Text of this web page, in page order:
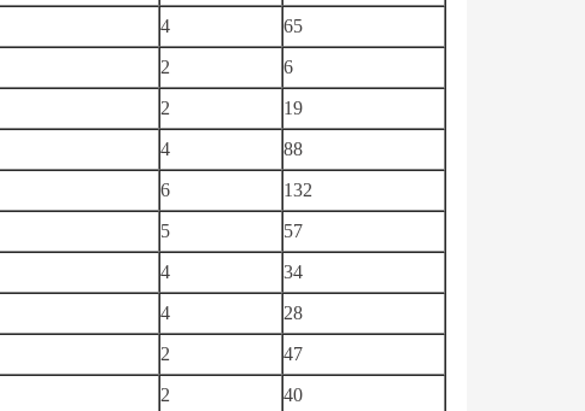
4
65
2
6
2 19
4
88
6
132
5
57
4
34
4
28
2
47
2 40